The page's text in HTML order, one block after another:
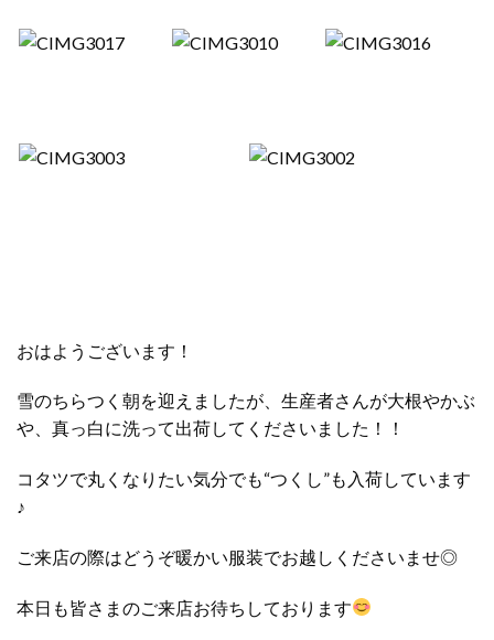
おはようございます！
雪のちらつく朝を迎えましたが、生産者さんが大根やかぶ
や、真っ白に洗って出荷してくださいました！！
コタツで丸くなりたい気分でも“つくし”も入荷しています
♪
ご来店の際はどうぞ暖かい服装でお越しくださいませ◎
本日も皆さまのご来店お待ちしております